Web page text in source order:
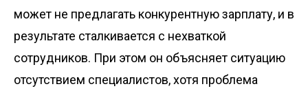
может не предлагать конкурентную зарплату, и в
результате сталкивается с нехваткой
сотрудников. При этом он объясняет ситуацию
отсутствием специалистов, хотя проблема